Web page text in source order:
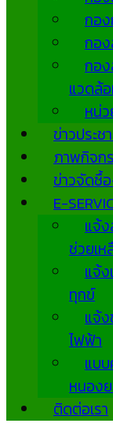
กอ
กอ
กอ
แวดล้
หน่
ข่าวประ
ภาพกิจก
ข่าวจัดซื้
E-
แจ้ง
ช่วยเห
แจ้
ทุกข์
แจ้
ไฟฟ้า
แบ
หนอง
ติดต่อเรา